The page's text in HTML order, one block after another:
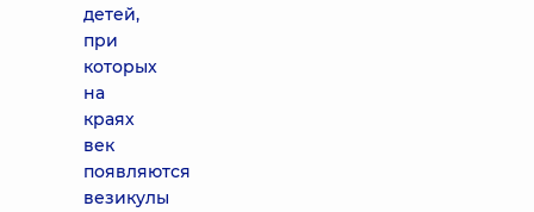
детей,
при
которых
на
краях
век
появляются
везикулы